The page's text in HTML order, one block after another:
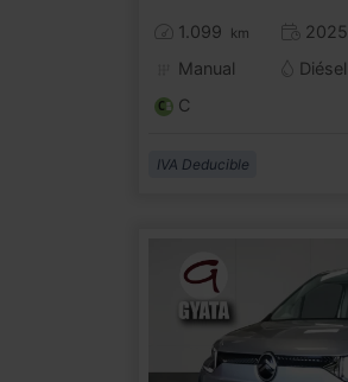
1.099 km
2025
Manual
Diésel
C
IVA Deducible